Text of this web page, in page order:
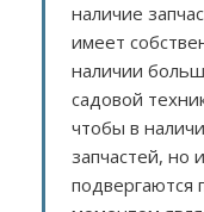
наличие
имеет
наличии
садовой
чтобы в
запчастей, но
подвергаются